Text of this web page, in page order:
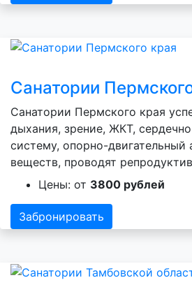
Санатории
Санатории Пермского края
дыхания, зрение, ЖКТ,
систему, опорно-двигательный
веществ, проводят
Цены: от 3800 рублей
Забронировать